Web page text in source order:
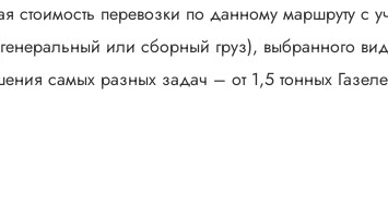
стоимость перевозки по данному маршруту с
или сборный груз), выбранного
самых разных задач – от 1,5 тонных